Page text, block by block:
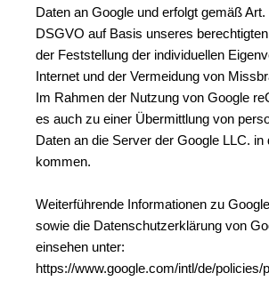
Daten an Google und erfolgt gemäß Art.
DSGVO auf Basis unseres
der Feststellung der individuellen
Internet und der Vermeidung von
Im Rahmen der Nutzung von Google
es auch zu einer Übermittlung von
Daten an die Server der Google LLC. in
kommen.
Weiterführende Informationen zu
sowie die Datenschutzerklärung von
einsehen unter:
https://www.google.com/intl/de/policies/